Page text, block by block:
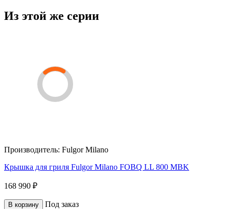
Из этой же серии
Производитель: Fulgor Milano
Крышка для гриля Fulgor Milano FOBQ LL 800 MBK
168 990 ₽
В корзину Под заказ